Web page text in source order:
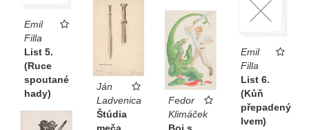
Emil
Filla
List 5.
(Ruce
spoutané
hady)
Emil
Filla
List 6.
(Kůň
přepadený
lvem)
Ján
Ladvenica
Štúdia
Fedor
Klimáček